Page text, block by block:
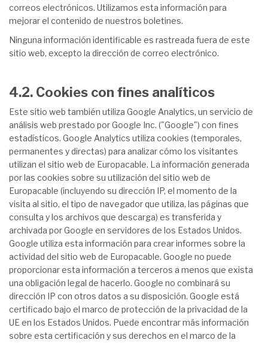
correos electrónicos. Utilizamos esta información para
mejorar el contenido de nuestros boletines.
Ninguna información identificable es rastreada fuera de este
sitio web, excepto la dirección de correo electrónico.
4.2. Cookies con fines analíticos
Este sitio web también utiliza Google Analytics, un servicio de
análisis web prestado por Google Inc. ("Google") con fines
estadísticos. Google Analytics utiliza cookies (temporales,
permanentes y directas) para analizar cómo los visitantes
utilizan el sitio web de Europacable. La información generada
por las cookies sobre su utilización del sitio web de
Europacable (incluyendo su dirección IP, el momento de la
visita al sitio, el tipo de navegador que utiliza, las páginas que
consulta y los archivos que descarga) es transferida y
archivada por Google en servidores de los Estados Unidos.
Google utiliza esta información para crear informes sobre la
actividad del sitio web de Europacable. Google no puede
proporcionar esta información a terceros a menos que exista
una obligación legal de hacerlo. Google no combinará su
dirección IP con otros datos a su disposición. Google está
certificado bajo el marco de protección de la privacidad de la
UE en los Estados Unidos. Puede encontrar más información
sobre esta certificación y sus derechos en el marco de la